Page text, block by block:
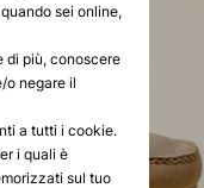
sei online,
di più, conoscere
o negare il
a tutti i cookie.
i quali è
sul tuo